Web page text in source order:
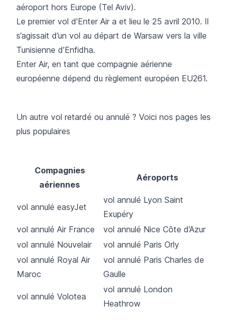
aéroport hors Europe (Tel Aviv).
Le premier vol d’Enter Air a et lieu le 25 avril 2010. Il
s’agissait d’un vol au départ de Warsaw vers la ville
Tunisienne d’Enfidha.
Enter Air, en tant que compagnie aérienne
européenne dépend du règlement européen EU261.
Un autre vol retardé ou annulé ? Voici nos pages les
plus populaires
Compagnies
aériennes
Aéroports
vol annulé easyJet
vol annulé Lyon Saint
Exupéry
vol annulé Air France
vol annulé Nice Côte d’Azur
vol annulé Nouvelair
vol annulé Paris Orly
vol annulé Royal Air
Maroc
vol annulé Paris Charles de
Gaulle
vol annulé Volotea
vol annulé London
Heathrow